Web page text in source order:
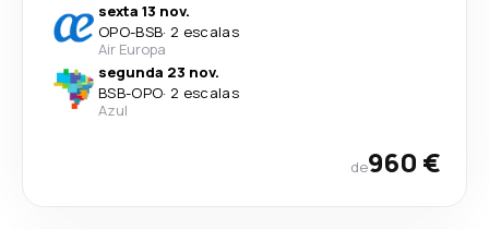
sexta 13 nov.
OPO-BSB· 2 escalas
Air Europa
segunda 23 nov.
BSB-OPO· 2 escalas
Azul
de960 €